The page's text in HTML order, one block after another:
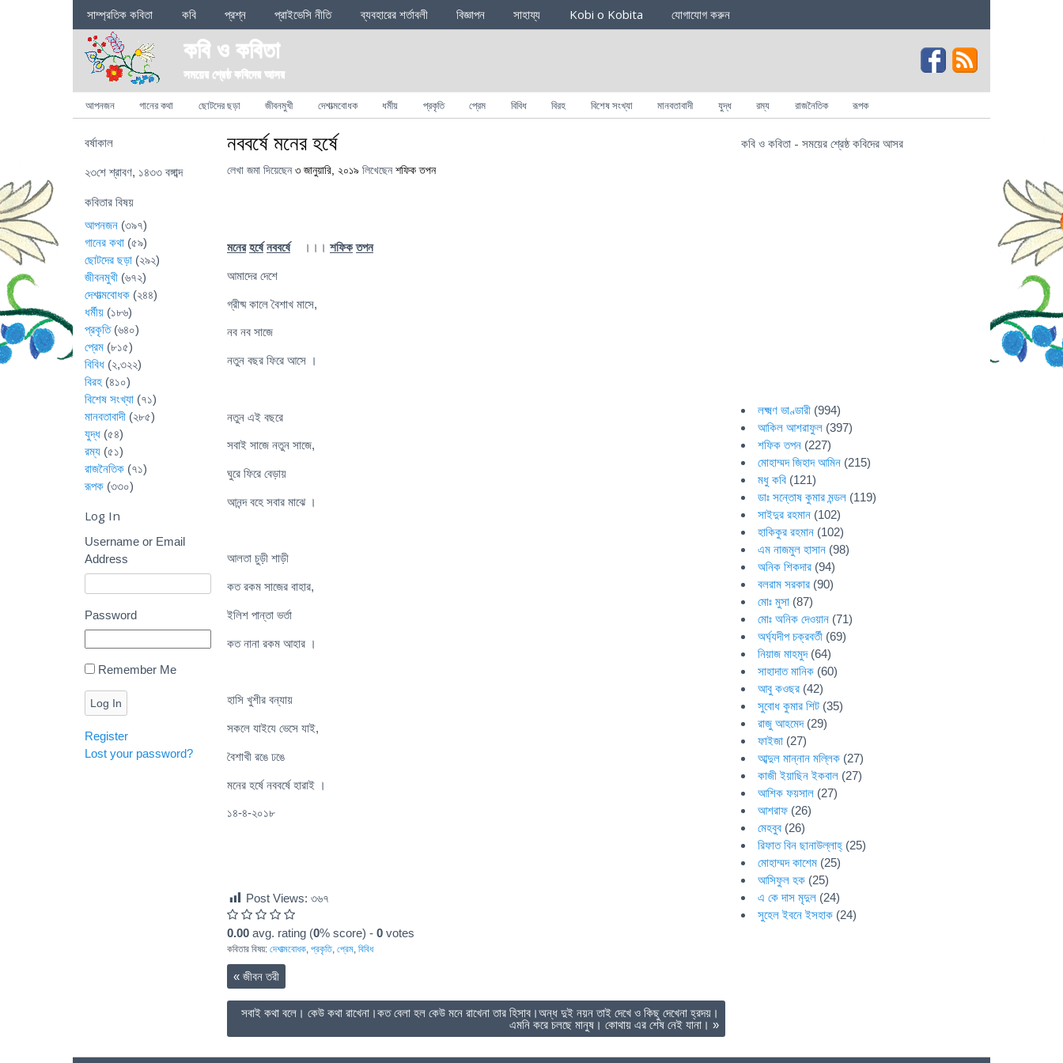
Sections
সাম্প্রতিক কবিতা কবি প্রশ্ন প্রাইভেসি নীতি ব্যবহারের শর্তাবলী বিজ্ঞাপন সাহায্য Kobi o Kobita যোগাযোগ করুন
কবি ও কবিতা
সময়ের শ্রেষ্ঠ কবিদের আসর
Categories
আপনজন গানের কথা ছোটদের ছড়া জীবনমুখী দেশাত্মবোধক ধর্মীয় প্রকৃতি প্রেম বিবিধ বিরহ বিশেষ সংখ্যা মানবতাবাদী যুদ্ধ রম্য রাজনৈতিক রূপক
নববর্ষে মনের হর্ষে
লেখা জমা দিয়েছেন ৩ জানুয়ারি, ২০১৯ লিখেছেন শফিক তপন
মনের হর্ষে নববর্ষে।।। শফিক তপন
আমাদের দেশে
গ্রীষ্ম কালে বৈশাখ মাসে,
নব নব সাজে
নতুন বছর ফিরে আসে ।
নতুন এই বছরে
সবাই সাজে নতুন সাজে,
ঘুরে ফিরে বেড়ায়
আনন্দ বহে সবার মাঝে ।
আলতা চুড়ী শাড়ী
কত রকম সাজের বাহার,
ইলিশ পান্তা ভর্তা
কত নানা রকম আহার ।
হাসি খুশীর বন্যায়
সকলে যাইযে ভেসে যাই,
বৈশাখী রঙে ঢঙে
মনের হর্ষে নববর্ষে হারাই ।
১৪-৪-২০১৮
Post Views: ৩৬৭
0.00 avg. rating (0% score) - 0 votes
কবিতার বিষয়: দেশাত্মবোধক প্রকৃতি প্রেম বিবিধ
« জীবন তরী
সবাই কথা বলে। কেউ কথা রাখেনা।কত বেলা হল কেউ মনে রাখেনা তার হিসাব।অন্ধ দুই নয়ন তাই দেখে ও কিছু দেখেনা হ্রদয়।
এমনি করে চলছে মানুষ। কোথায় এর শেষ নেই যানা। »
বর্ষাকাল
২৩শে শ্রাবণ, ১৪৩৩ বঙ্গাব্দ
কবিতার বিষয়
আপনজন (৩৯৭)
গানের কথা (৫৯)
ছোটদের ছড়া (২৯২)
জীবনমুখী (৬৭২)
দেশাত্মবোধক (২৪৪)
ধর্মীয় (১৮৬)
প্রকৃতি(৬৪০)
প্রেম (৮১৫)
বিবিধ (২,৩২২)
বিরহ (৪১০)
বিশেষ সংখ্যা (৭১)
মানবতাবাদী (২৮৫)
যুদ্ধ (৫৪)
রম্য (৫১)
রাজনৈতিক (৭১)
রূপক (৩৩০)
Log In
Username or Email
Address
Password
Remember Me
Log In
Register
Lost your password?
কবি ও কবিতা - সময়ের শ্রেষ্ঠ কবিদের আসর
লক্ষ্মণ ভাণ্ডারী (994)
আকিল আশরাফুল (397)
শফিক তপন (227)
মোহাম্মদ জিহাদ আমিন (215)
মধু কবি (121)
ডাঃ সন্তোষ কুমার মন্ডল (119)
সাইদুর রহমান (102)
হাকিকুর রহমান (102)
এম নাজমুল হাসান (98)
অনিক শিকদার (94)
বলরাম সরকার (90)
মোঃ মুসা (87)
মোঃ অনিক দেওয়ান (71)
অর্ঘ্যদীপ চক্রবর্তী (69)
নিয়াজ মাহমুদ(64)
সাহাদাত মানিক (60)
আবু কওছর (42)
সুবোধ কুমার শিট (35)
রাজু আহমেদ(29)
ফাইজা (27)
আব্দুল মান্নান মল্লিক (27)
কাজী ইয়াছিন ইকবাল (27)
আশিক ফয়সাল (27)
আশরাফ (26)
মেহবুব (26)
রিফাত বিন ছানাউল্লাহ্ (25)
মোহাম্মদ কাশেম (25)
আসিফুল হক (25)
এ কে দাস মৃদুল (24)
সুহেল ইবনে ইসহাক (24)